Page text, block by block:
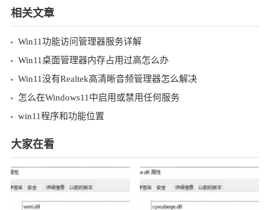
相关文章
Win11功能访问管理器服务详解
Win11桌面管理器内存占用过高怎么办
Win11没有Realtek高清晰音频管理器怎么解决
怎么在Windows11中启用或禁用任何服务
win11程序和功能位置
大家在看